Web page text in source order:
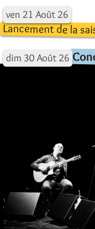
ven 21 Août 26
Lancement de la
dim 30 Août 26